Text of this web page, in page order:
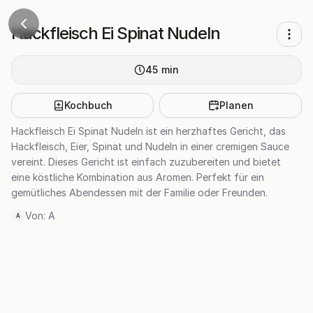
Hackfleisch Ei Spinat Nudeln
45 min
Kochbuch Planen
Hackfleisch Ei Spinat Nudeln ist ein herzhaftes Gericht, das
Hackfleisch, Eier, Spinat und Nudeln in einer cremigen Sauce
vereint. Dieses Gericht ist einfach zuzubereiten und bietet
eine köstliche Kombination aus Aromen. Perfekt für ein
gemütliches Abendessen mit der Familie oder Freunden.
A Von: A